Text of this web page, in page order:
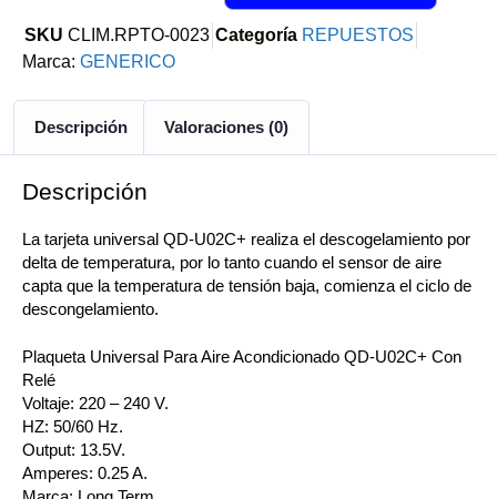
SKUCLIM.RPTO-0023 Categoría REPUESTOS
Marca: GENERICO
Descripción Valoraciones (0)
Descripción
La tarjeta universal QD-U02C+ realiza el descogelamiento por
delta de temperatura, por lo tanto cuando el sensor de aire
capta que la temperatura de tensión baja, comienza el ciclo de
descongelamiento.
Plaqueta Universal Para Aire Acondicionado QD-U02C+ Con
Relé
Voltaje: 220 – 240 V.
HZ: 50/60 Hz.
Output: 13.5V.
Amperes: 0.25 A.